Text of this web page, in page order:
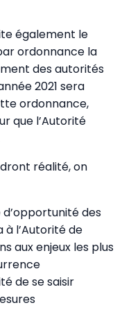
également le
ordonnance la
des autorités
2021 sera
ordonnance,
que l’Autorité
réalité, on
des
l’Autorité de
aux enjeux les plus
de se saisir